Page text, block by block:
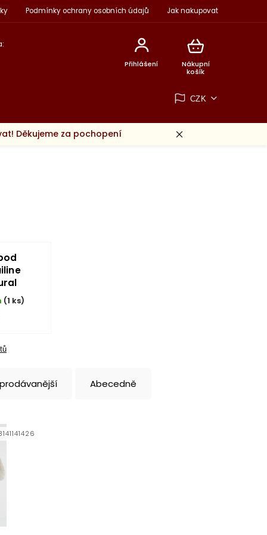
Podmínky ochrany osobních údajů Jak nakupovat
Nákupní
košík
Přihlášení
CZK
Děkujeme za pochopení
(1 ks)
Abecedně